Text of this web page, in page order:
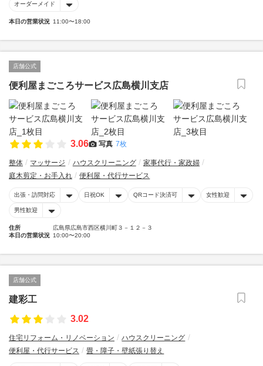
オーダーメイド
本日の営業状況 11:00〜18:00
店舗公式
便利屋まごころサービス広島横川支店
3.06 写真 7枚
整体 マッサージ ハウスクリーニング
家事代行・家政婦
庭木剪定・お手入れ
便利屋・代行サービス
出張・訪問対応 日祝OK QRコード決済可 女性歓迎
男性歓迎
住所
広島県広島市西区横川町３－１２－３
本日の営業状況 10:00〜20:00
店舗公式
建彩工
3.02
住宅リフォーム・リノベーション
ハウスクリーニング
便利屋・代行サービス
畳・障子・壁紙張り替え